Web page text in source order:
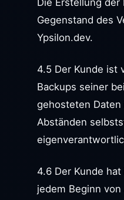
Die Erstellung
Gegenstand des
Ypsilon.dev.
4.5 Der Kunde ist
Backups seiner
gehosteten
Abständen
4.6 Der Kunde
jedem Beginn